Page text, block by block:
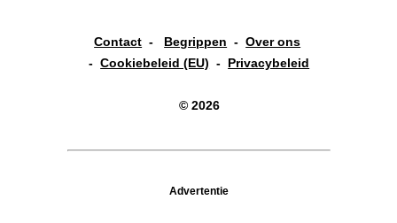
Contact - Begrippen -Over ons
-Cookiebeleid (EU) - Privacybeleid
© 2026
Advertentie